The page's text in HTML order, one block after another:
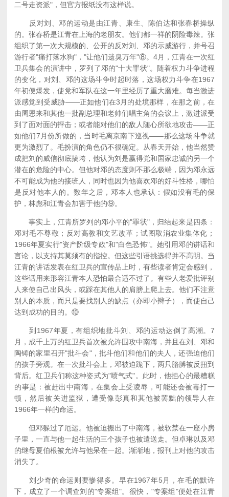
二号走资派"，但官方报纸没有这样说。
反对刘、邓的运动是由江青、康生、陈伯达和张春桥操纵
的。张春桥是江青在上海的老朋友。他们都一祥的阴险毒辣。张
组织了第一次大规模的、公开的反对刘、邓的示威游行，并号召
游行者"痛打落水狗"，"让他们遗臭万年"⑧。4月，江青在一次红
卫兵集会的演讲中，罗列了邓的"十大罪状"。随着权力斗争进程
的变化，对刘、邓的这场斗争时起时落，这场权力斗争在1967
年初便爆发，使党和军队在这一年里经历了重大磨难。每当激进
派感觉到受威胁——正如他们在3月的处境那样，在那之前，在
由周恩来和其他一批副总理和老帅们唱主角的会议上，激进派受
到了面对面的抨击；或者能对他们的敌人随心所欲地攻击——正
如他们7月份所做的，当时毛离京南下巡视——那么这场斗争就
更为激烈了。毛扮演的角色仍不很确定。从春天开始，他当然赞
成把刘的威信彻底搞垮，他认为刘是赢得党和国家忠诚的另一个
潜在的危险的中心。但他对邓的态度则不那么极端，因为邓永远
不可能成为他的接班人，同时也因为他喜欢邓的好斗性格，哪怕
是反对他本人的。数年之后，邓本人也承认：假如没有毛的保
护，林彪和江青会加害于他的⑨。
事实上，江青所罗列的邓小平的"罪状"，归结起来是四条：
邓对毛不尊敬；反对高教和文艺改革；试图取消农业集体化；
1966年夏实行"资产阶级专政"和"白色恐怖"。她引用邓的讲话和
言论，以支持其莫须有的指控。但这些引语挑选得并不高明。当
江青的讲话发表在红卫兵的宣传品上时，有些读者肯定会感到，
这些话用来形容江青本人恐怕最合适不过了。有些人老爱批评别
人来使自己出风头，或踩在其他人的肩膀上爬上去。他们不注意
别人的本质，而只是要找别人的缺点（亦即小辫子），而使自己
达到成功的目的。⑩
到1967年夏，有组织地批斗刘、邓的运动达倒了高潮。7
月，成千上万的红卫兵首次被允许围攻中南海，并且在刘、邓和
陶铸的家里召开"批斗会"，批斗他们和他们的夫人，还强迫他们
的孩子旁观。在一次批斗会上，邓被迫跪下，两只胳膊被反扭到
背后。红卫兵们称这种姿式为"喷气式"。此时，他担心的最糟糕
的事是：被赶出中南海，在集会上受凌辱，可能还会被毒打一
顿，然后被关进监狱，遭受像彭真和其他被罢黜的领导人在
1966年一样的命运。
但邓躲过了厄运。他被迫搬出了中南海，被软禁在一座小房
子里，一直与他一起生活的三个孩子也被遣送走。但卓琳以及邓
的继母夏伯根被允许与他呆在一起。渐渐地，报刊上对他的攻击
消失了。
刘少奇的命运则要惨得多。早在1967年5月，在毛的默许
下，成立了一个调查刘的"专案组"。很快，"专案组"便处在江青